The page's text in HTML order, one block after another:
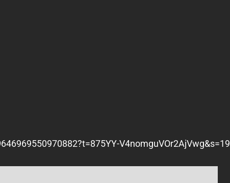
V4nomguVOr2AjVwg&s=19